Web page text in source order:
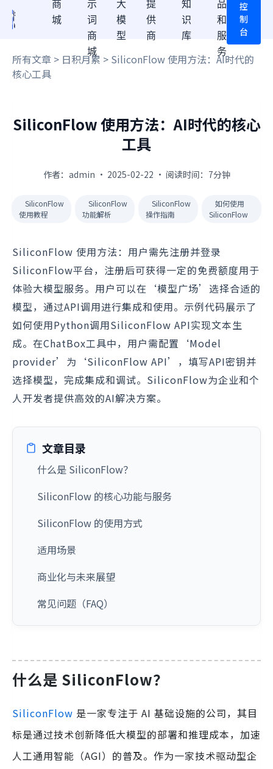
商
城
示
词
商
城
大
模
型
提
供
商
知
识
库
品
和
服
务
控
制
台
所有文章 > 日积月累 > SiliconFlow 使用方法：AI时代的
核心工具
SiliconFlow 使用方法：AI时代的核心
工具
作者：admin · 2025-02-22 · 阅读时间：7分钟
SiliconFlow
使用教程
SiliconFlow
功能解析
SiliconFlow
操作指南
如何使用
SiliconFlow
SiliconFlow 使用方法：用户需先注册并登录
SiliconFlow平台，注册后可获得一定的免费额度用于
体验大模型服务。用户可以在‘模型广场’选择合适的
模型，通过API调用进行集成和使用。示例代码展示了
如何使用Python调用SiliconFlow API实现文本生
成。在ChatBox工具中，用户需配置‘Model
provider’为‘SiliconFlow API’，填写API密钥并
选择模型，完成集成和调试。SiliconFlow为企业和个
人开发者提供高效的AI解决方案。
文章目录
什么是 SiliconFlow？
SiliconFlow 的核心功能与服务
SiliconFlow 的使用方式
适用场景
商业化与未来展望
常见问题（FAQ）
什么是 SiliconFlow？
SiliconFlow 是一家专注于 AI 基础设施的公司，其目
标是通过技术创新降低大模型的部署和推理成本，加速
人工通用智能（AGI）的普及。作为一家技术驱动型企